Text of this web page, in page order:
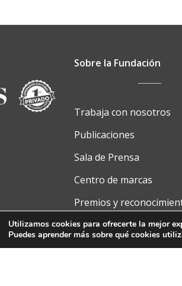
Sobre la Fundación
Trabaja con nosotros
Publicaciones
Sala de Prensa
Centro de marcas
Premios y
Contacto
Utilizamos cookies para ofrecerte la mejor
Puedes aprender más sobre qué cookies